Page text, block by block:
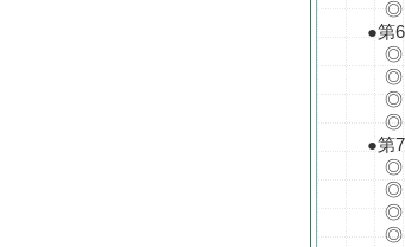
◎〈
●第
◎
◎
◎〈
◎〈
●第
◎
◎
◎〈
◎〈